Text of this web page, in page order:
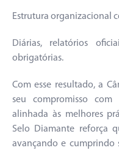
Estrutura organizacional
Diárias, relatórios
obrigatórias.
Com esse resultado, a
seu compromisso
alinhada às melhores
Selo Diamante reforça
avançando e cumprindo